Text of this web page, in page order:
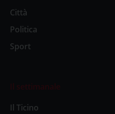
Città
Politica
Sport
Il settimanale
Il Ticino